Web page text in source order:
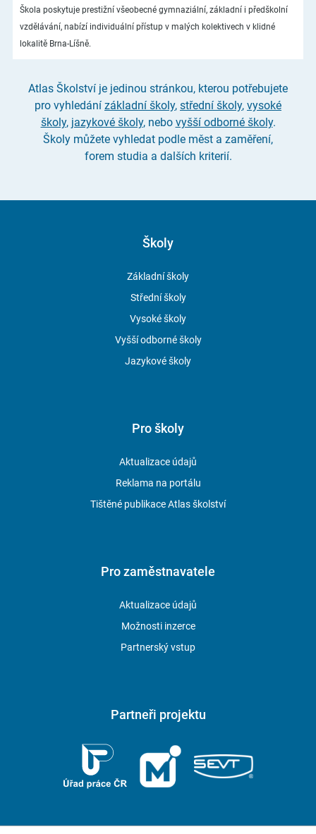
Škola poskytuje prestižní všeobecné gymnaziální, základní i předškolní
vzdělávání, nabízí individuální přístup v malých kolektivech v klidné
lokalitě Brna-Líšně.
Atlas Školství je jedinou stránkou, kterou potřebujete
pro vyhledání základní školy, střední školy, vysoké
školy, jazykové školy, nebo vyšší odborné školy.
Školy můžete vyhledat podle měst a zaměření,
forem studia a dalších kriterií.
Školy
Základní školy
Střední školy
Vysoké školy
Vyšší odborné školy
Jazykové školy
Pro školy
Aktualizace údajů
Reklama na portálu
Tištěné publikace Atlas školství
Pro zaměstnavatele
Aktualizace údajů
Možnosti inzerce
Partnerský vstup
Partneři projektu